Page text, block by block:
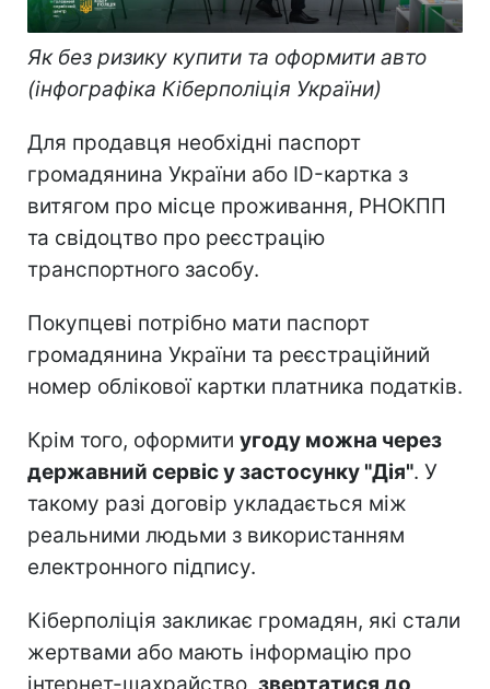
Як без ризику купити та оформити авто
(інфографіка Кіберполіція України)
Для продавця необхідні паспорт
громадянина України або ID-картка з
витягом про місце проживання, РНОКПП
та свідоцтво про реєстрацію
транспортного засобу.
Покупцеві потрібно мати паспорт
громадянина України та реєстраційний
номер облікової картки платника податків.
Крім того, оформити угоду можна через
державний сервіс у застосунку "Дія". У
такому разі договір укладається між
реальними людьми з використанням
електронного підпису.
Кіберполіція закликає громадян, які стали
жертвами або мають інформацію про
інтернет-шахрайство, звертатися до